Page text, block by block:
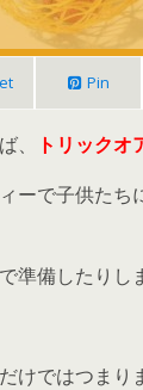
Pin
、 トリックオ
ーで子供たち
準備したりし
けではつまり